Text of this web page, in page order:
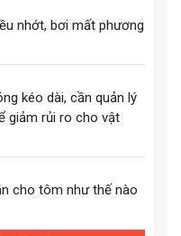
nhớt, bơi mất phương
kéo dài, cần quản lý
giảm rủi ro cho vật
cho tôm như thế nào